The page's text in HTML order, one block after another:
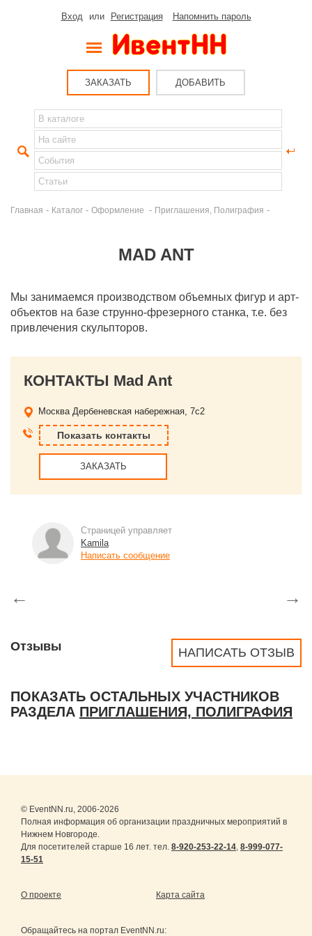
Вход или Регистрация Напомнить пароль
ЗАКАЗАТЬ ДОБАВИТЬ
Главная - Каталог - Оформление - Приглашения, Полиграфия -
MAD ANT
Мы занимаемся производством объемных фигур и арт-
объектов на базе струнно-фрезерного станка, т.е. без
привлечения скульпторов.
КОНТАКТЫ Mad Ant
Москва Дербеневская набережная, 7с2
Показать контакты
ЗАКАЗАТЬ
Страницей управляет
Kamila
Написать сообщение
← →
НАПИСАТЬ ОТЗЫВ
Отзывы
ПОКАЗАТЬ ОСТАЛЬНЫХ УЧАСТНИКОВ
РАЗДЕЛА ПРИГЛАШЕНИЯ, ПОЛИГРАФИЯ
© EventNN.ru, 2006-2026
Полная информация об организации праздничных мероприятий в
Нижнем Новгороде.
Для посетителей старше 16 лет. тел. 8-920-253-22-14, 8-999-077-
15-51
О проекте Карта сайта
Обращайтесь на портал EventNN.ru: